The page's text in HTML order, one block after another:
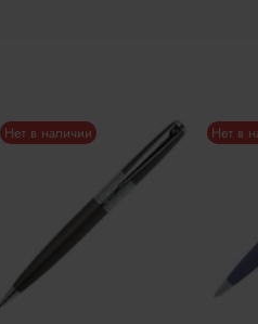
Нет в наличии Нет в